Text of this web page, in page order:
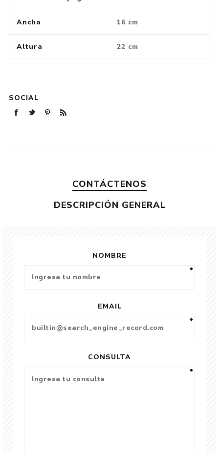
Ancho 16 cm
Altura 22 cm
SOCIAL
CONTÁCTENOS
DESCRIPCIÓN GENERAL
NOMBRE
EMAIL
CONSULTA